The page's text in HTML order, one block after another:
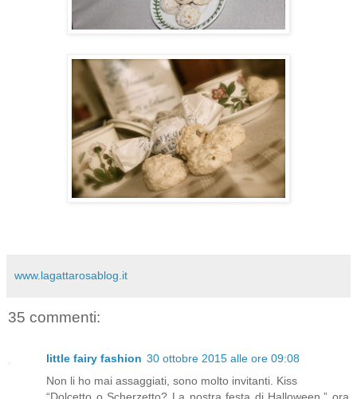
www.lagattarosablog.it
35 commenti:
little fairy fashion 30 ottobre 2015 alle ore 09:08
Non li ho mai assaggiati, sono molto invitanti. Kiss